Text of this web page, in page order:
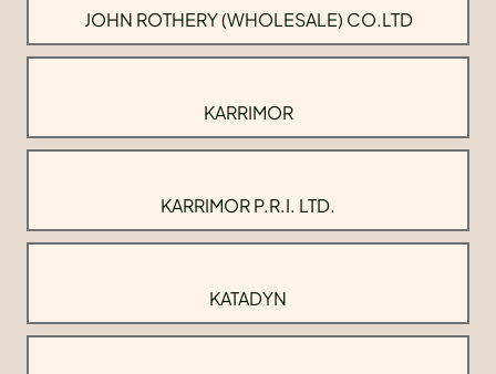
JOHN ROTHERY (WHOLESALE) CO.LTD
KARRIMOR
KARRIMOR P.R.I. LTD.
KATADYN